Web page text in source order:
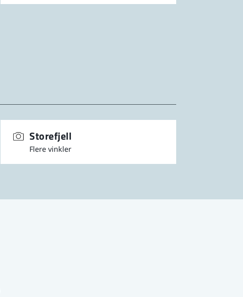
Storefjell
Flere vinkler